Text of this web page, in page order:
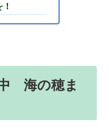
海の穂ま